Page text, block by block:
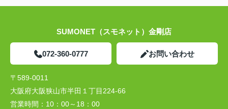
SUMONET（スモネット）金剛店
072-360-0777 お問い合わせ
〒589-0011
大阪府大阪狭山市半田１丁目224-66
営業時間： 10：00～18：00